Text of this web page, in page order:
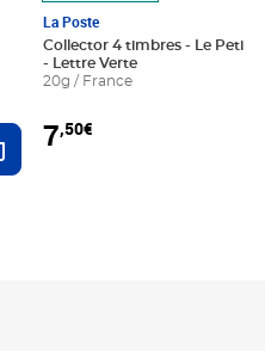
Ajouter au panier
La Poste
Collector 4 timbres - Le Petit
- Lettre Verte
20g / France
7,50€